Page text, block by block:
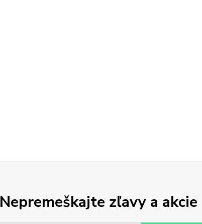
Nepremeškajte zľavy a akcie